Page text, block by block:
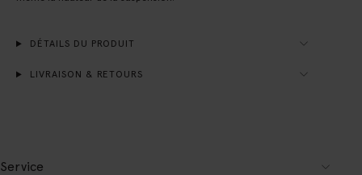
DÉTAILS DU PRODUIT
LIVRAISON & RETOURS
Service